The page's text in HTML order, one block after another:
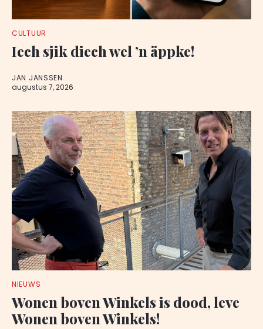
CULTUUR
Iech sjik diech wel ’n äppke!
JAN JANSSEN
augustus 7, 2026
NIEUWS
Wonen boven Winkels is dood, leve
Wonen boven Winkels!